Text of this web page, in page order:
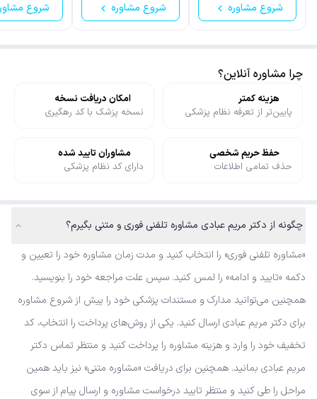
شروع مشاوره شروع مشاوره شروع
چرا مشاوره آنلاین؟
هزینه کمتر
پایین‌تر از تعرفه نظام پزشکی
امکان دریافت نسخه
نسخه پزشک با کد رهگیری
حفظ حریم شخصی
حذف تمامی اطلاعات
مشاوران تایید شده
دارای کد نظام پزشکی
چگونه از دکتر مریم عبادی مشاوره تلفنی فوری و متنی بگیرم؟
«مشاوره تلفنی فوری» را انتخاب کنید و مدت زمان مشاوره خود را تعیین و
دکمه «تایید و ادامه» را لمس کنید. سپس علت مراجعه خود را بنویسید.
همچنین می‌توانید مدارک و مستندات پزشکی خود را پیش از شروع مشاوره
برای دکتر مریم عبادی ارسال کنید. یکی از روش‌های پرداخت را انتخاب، کد
تخفیف خود را وارد و هزینه مشاوره را پرداخت کنید و منتظر تماس دکتر
مریم عبادی بمانید. همچنین برای دریافت «مشاوره متنی» نیز باید همین
مراحل را طی کنید و منتظر تایید درخواست مشاوره و ارسال پیام از سوی